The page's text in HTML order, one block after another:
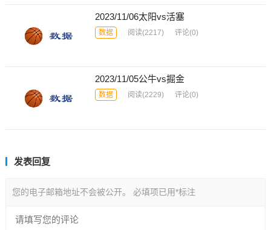
2023/11/06太阳vs活塞
数据 阅读(2217) 评论(0)
2023/11/05公牛vs掘金
数据 阅读(2229) 评论(0)
发表回复
您的电子邮箱地址不会被公开。 必填项已用*标注